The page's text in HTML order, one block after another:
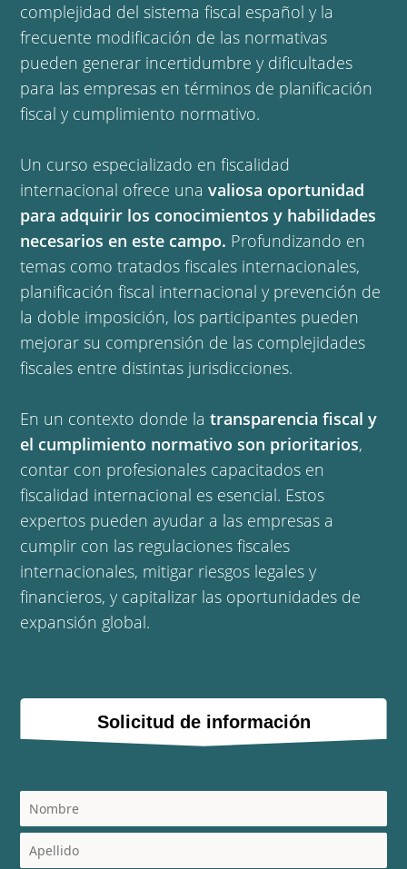
complejidad del sistema fiscal español y la
frecuente modificación de las normativas
pueden generar incertidumbre y dificultades
para las empresas en términos de planificación
fiscal y cumplimiento normativo.
Un curso especializado en fiscalidad
internacional ofrece unavaliosa oportunidad
para adquirir los conocimientos y habilidades
necesarios en este campo. Profundizando en
temas como tratados fiscales internacionales,
planificación fiscal internacional y prevención de
la doble imposición, los participantes pueden
mejorar su comprensión de las complejidades
fiscales entre distintas jurisdicciones.
En un contexto donde la transparencia fiscal y
el cumplimiento normativo son prioritarios,
contar con profesionales capacitados en
fiscalidad internacional es esencial. Estos
expertos pueden ayudar a las empresas a
cumplir con las regulaciones fiscales
internacionales, mitigar riesgos legales y
financieros, y capitalizar las oportunidades de
expansión global.
Solicitud de información